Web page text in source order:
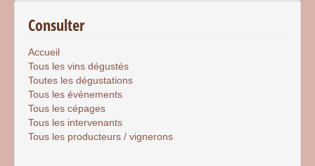
Consulter
Accueil
Tous les vins dégustés
Toutes les dégustations
Tous les événements
Tous les cépages
Tous les intervenants
Tous les producteurs / vignerons